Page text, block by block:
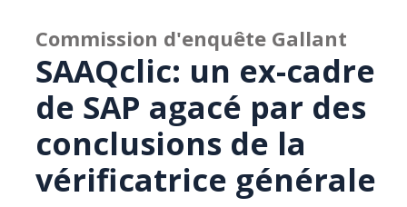
Commission d'enquête Gallant
SAAQclic: un ex-cadre
de SAP agacé par des
conclusions de la
vérificatrice générale